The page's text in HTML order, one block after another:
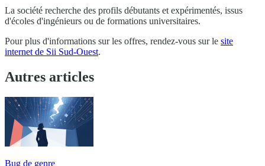
La société recherche des profils débutants et expérimentés, issus
d'écoles d'ingénieurs ou de formations universitaires.
Pour plus d'informations sur les offres, rendez-vous sur le site
internet de Sii Sud-Ouest.
Autres articles
Bug de genre